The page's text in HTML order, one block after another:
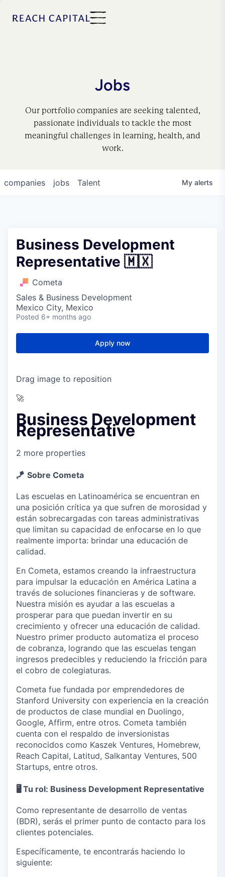
Jobs
Our portfolio companies are seeking talented,
passionate individuals to tackle the most
meaningful challenges in learning, health, and
work.
jobs
companies Talent My alerts
Business Development
Representative 🇲🇽
Cometa
Sales & Business Development
Mexico City, Mexico
Posted 6+ months ago
Apply now
Drag image to reposition
🚀
Business Development
Representative
2 more properties
🪁 Sobre Cometa
Las escuelas en Latinoamérica se encuentran en
una posición crítica ya que sufren de morosidad y
están sobrecargadas con tareas administrativas
que limitan su capacidad de enfocarse en lo que
realmente importa: brindar una educación de
calidad.
En Cometa, estamos creando la infraestructura
para impulsar la educación en América Latina a
través de soluciones financieras y de software.
Nuestra misión es ayudar a las escuelas a
prosperar para que puedan invertir en su
crecimiento y ofrecer una educación de calidad.
Nuestro primer producto automatiza el proceso
de cobranza, logrando que las escuelas tengan
ingresos predecibles y reduciendo la fricción para
el cobro de colegiaturas.
Cometa fue fundada por emprendedores de
Stanford University con experiencia en la creación
de productos de clase mundial en Duolingo,
Google, Affirm, entre otros. Cometa también
cuenta con el respaldo de inversionistas
reconocidos como Kaszek Ventures, Homebrew,
Reach Capital, Latitud, Salkantay Ventures, 500
Startups, entre otros.
🖥️ Tu rol: Business Development Representative
Como representante de desarrollo de ventas
(BDR), serás el primer punto de contacto para los
clientes potenciales.
Específicamente, te encontrarás haciendo lo
siguiente: